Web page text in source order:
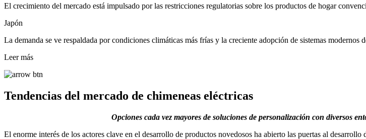
El crecimiento del mercado está impulsado por las restricciones regulatorias sobre los productos de hogar
Japón
La demanda se ve respaldada por condiciones climáticas más frías y la creciente adopción de sistemas modernos
Leer más
Tendencias del mercado de chimeneas eléctricas
Opciones cada vez mayores de soluciones de personalización con diversos
El enorme interés de los actores clave en el desarrollo de productos novedosos ha abierto las puertas al